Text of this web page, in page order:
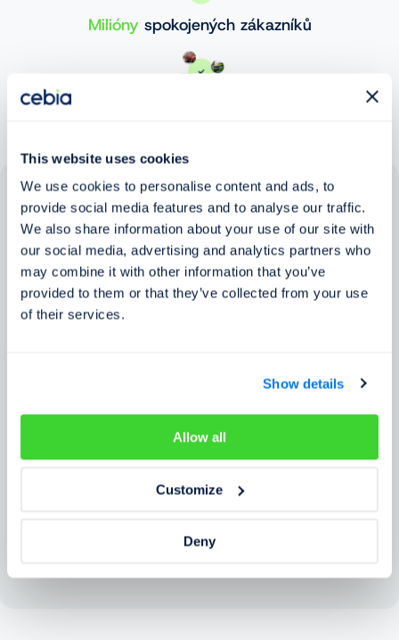
This website uses cookies
We use cookies to personalise content and ads, to
provide social media features and to analyse our traffic.
We also share information about your use of our site with
our social media, advertising and analytics partners who
may combine it with other information that you’ve
provided to them or that they’ve collected from your use
of their services.
Show details
Allow all
Customize
Deny
Milióny spokojených zákazníků
Zkušenosti zákazníků
Zjistěte, co o našem prověření říkají lidé